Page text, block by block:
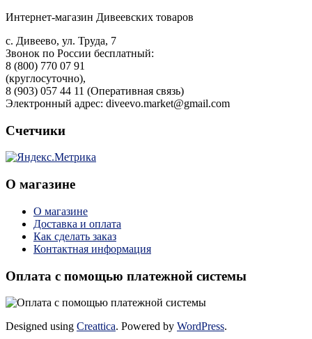
Интернет-магазин Дивеевских товаров
с. Дивеево, ул. Труда, 7
Звонок по России бесплатный:
8 (800) 770 07 91
(круглосуточно),
8 (903) 057 44 11 (Оперативная связь)
Электронный адрес: diveevo.market@gmail.com
Счетчики
О магазине
О магазине
Доставка и оплата
Как сделать заказ
Контактная информация
Оплата с помощью платежной системы
Designed using Creattica. Powered by WordPress.